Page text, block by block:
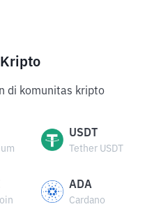
di komunitas kripto
USDT
Tether USDT
ADA
Cardano